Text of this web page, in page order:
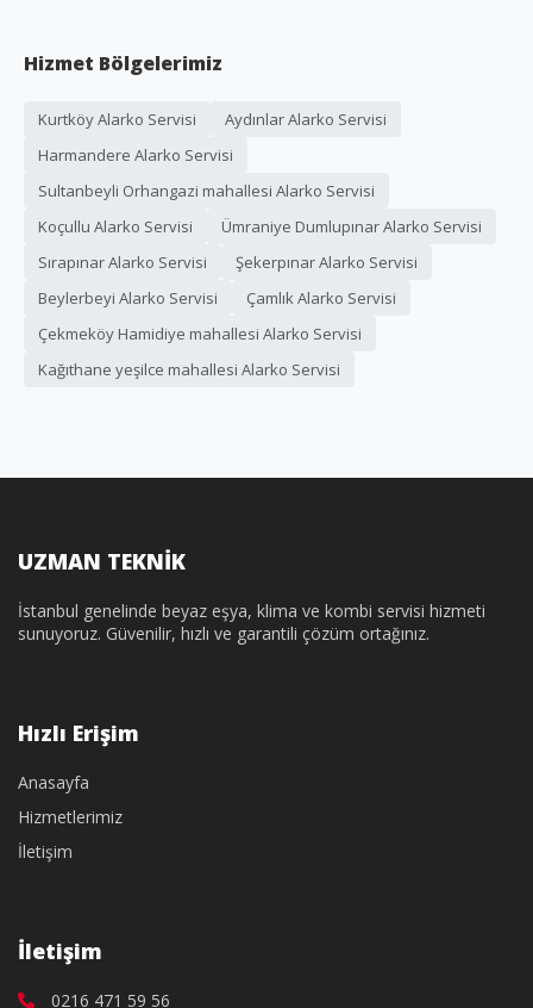
Hizmet Bölgelerimiz
Kurtköy Alarko Servisi
Aydınlar Alarko Servisi
Harmandere Alarko Servisi
Sultanbeyli Orhangazi mahallesi Alarko Servisi
Koçullu Alarko Servisi
Ümraniye Dumlupınar Alarko Servisi
Sırapınar Alarko Servisi
Şekerpınar Alarko Servisi
Beylerbeyi Alarko Servisi
Çamlık Alarko Servisi
Çekmeköy Hamidiye mahallesi Alarko Servisi
Kağıthane yeşilce mahallesi Alarko Servisi
UZMAN TEKNİK
İstanbul genelinde beyaz eşya, klima ve kombi servisi hizmeti
sunuyoruz. Güvenilir, hızlı ve garantili çözüm ortağınız.
Hızlı Erişim
Anasayfa
Hizmetlerimiz
İletişim
İletişim
0216 471 59 56